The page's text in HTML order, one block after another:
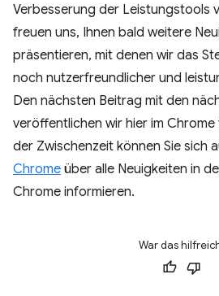
Verbesserung der Leistungstools
freuen uns, Ihnen bald weitere
präsentieren, mit denen wir das
noch nutzerfreundlicher und
Den nächsten Beitrag mit den
veröffentlichen wir hier im
der Zwischenzeit können Sie sich
Chrome über alle Neuigkeiten in
Chrome informieren.
War das